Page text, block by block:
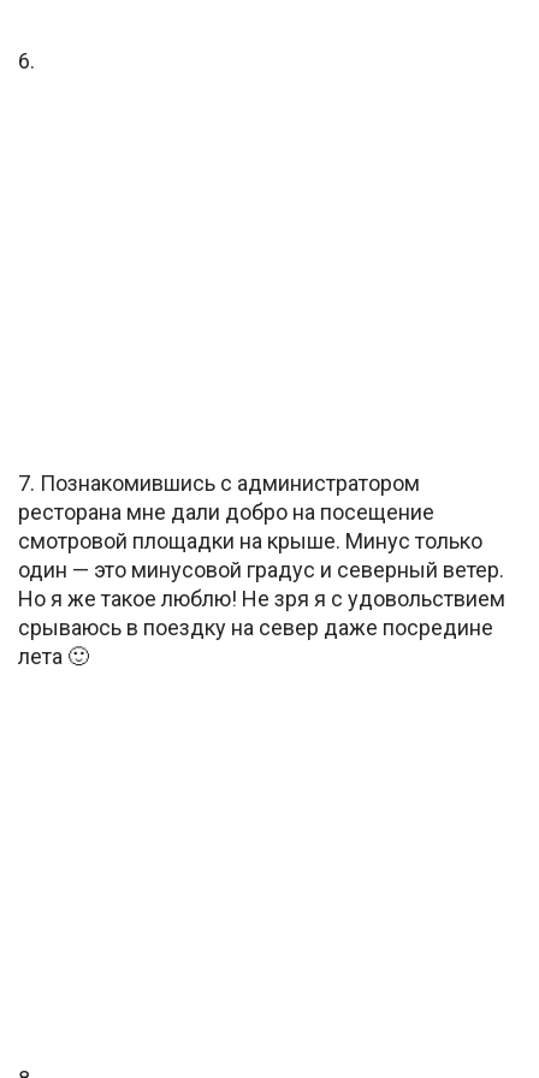
6.
7. Познакомившись с администратором
ресторана мне дали добро на посещение
смотровой площадки на крыше. Минус только
один — это минусовой градус и северный ветер.
Но я же такое люблю! Не зря я с удовольствием
срываюсь в поездку на север даже посредине
лета 🙂